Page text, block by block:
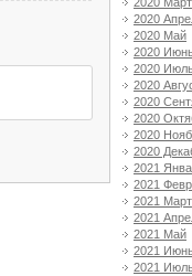
2020
2020 Май
2020
2020
2020
2020
2020
2020
2020
2021
2021
2021 Март
2021
2021 Май
2021
2021